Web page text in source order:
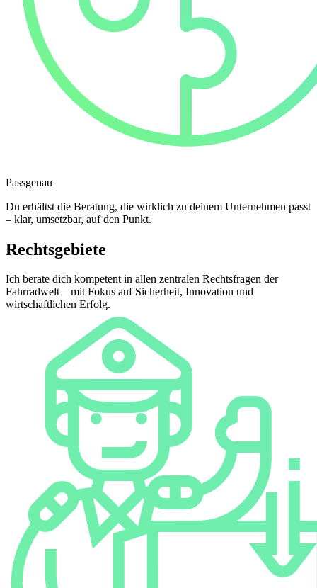
Passgenau
Du erhältst die Beratung, die wirklich zu deinem Unternehmen passt
– klar, umsetzbar, auf den Punkt.
Rechtsgebiete
Ich berate dich kompetent in allen zentralen Rechtsfragen der
Fahrradwelt – mit Fokus auf Sicherheit, Innovation und
wirtschaftlichen Erfolg.